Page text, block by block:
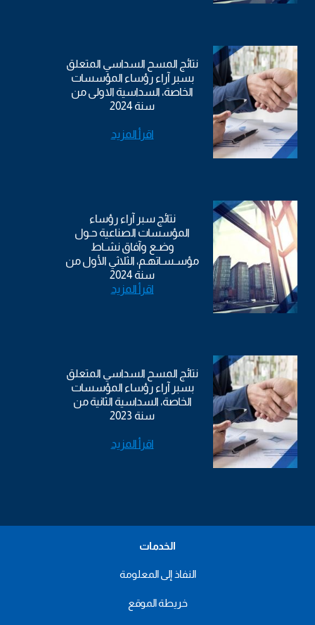
نتائج المسح السداسي المتعلق
بسبر آراء رؤساء المؤسسات
الخاصة، السداسية الاولى من
سنة 2024
اقرأ المزيد
نتائج سبر آراء رؤساء
المؤسسات الصناعية حـول
وضـع وآفاق نشـاط
مؤسـسـاتهـم، الثلاثي الأول من
سنة 2024
اقرأ المزيد
نتائج المسح السداسي المتعلق
بسبر آراء رؤساء المؤسسات
الخاصة، السداسية الثانية من
سنة 2023
اقرأ المزيد
الخدمات
النفاذ إلى المعلومة
خريطة الموقع